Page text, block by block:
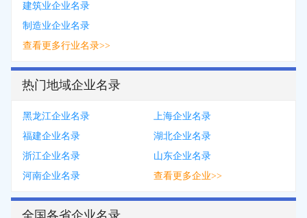
建筑业企业名录
制造业企业名录
查看更多行业名录>>
热门地域企业名录
黑龙江企业名录
上海企业名录
福建企业名录
湖北企业名录
浙江企业名录
山东企业名录
河南企业名录
查看更多企业>>
全国各省企业名录